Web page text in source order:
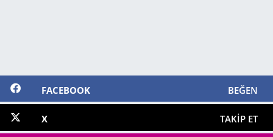
FACEBOOK BEĞEN
X TAKIP ET